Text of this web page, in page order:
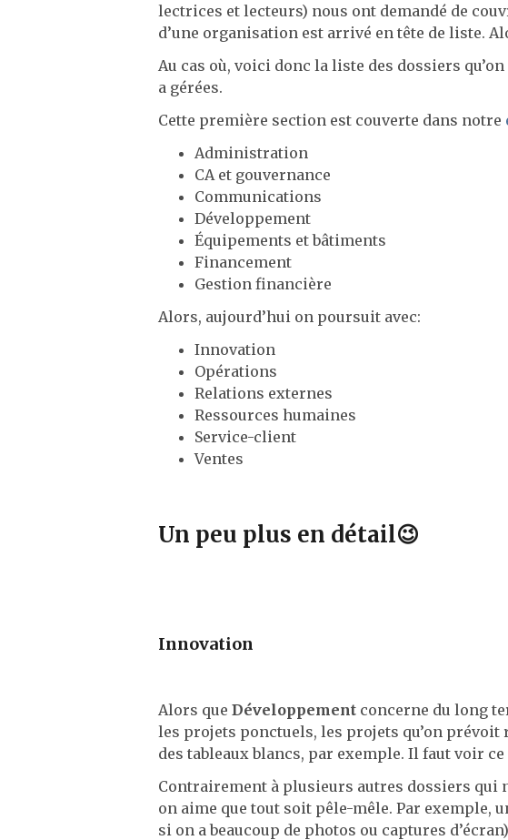
lectrices et lecteurs) nous ont demandé de
d’une organisation est arrivé en tête de liste.
Au cas où, voici donc la liste des dossiers
a gérées.
Cette première section est couverte dans notre
Administration
CA et gouvernance
Communications
Développement
Équipements et bâtiments
Financement
Gestion financière
Alors, aujourd’hui on poursuit avec:
Innovation
Opérations
Relations externes
Ressources humaines
Service-client
Ventes
Un peu plus en détail😉
Innovation
Alors que Développement concerne du long
les projets ponctuels, les projets qu’on
des tableaux blancs, par exemple. Il faut voir
Contrairement à plusieurs autres dossiers qui
on aime que tout soit pêle-mêle. Par exemple,
si on a beaucoup de photos ou captures